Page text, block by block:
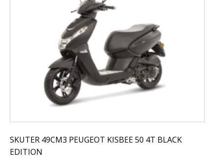
SKUTER 49CM3 PEUGEOT KISBEE 50 4T BLACK
EDITION